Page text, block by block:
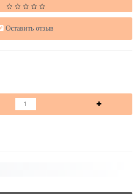
Оставить отзыв